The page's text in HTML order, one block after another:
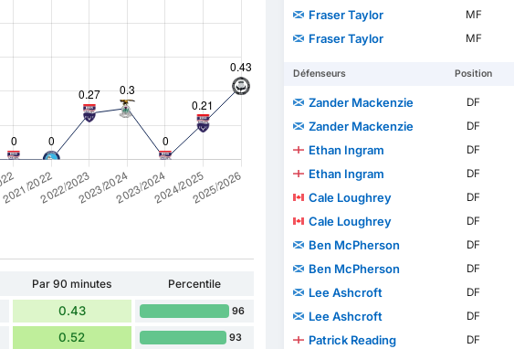
Par 90 minutes
Percentile
0.43 96
0.52 93
Fraser Taylor
MF
Fraser Taylor
MF
Défenseurs Position
Zander Mackenzie DF
Zander Mackenzie
DF
Ethan Ingram
DF
Ethan Ingram
DF
Cale Loughrey
DF
Cale Loughrey
DF
Ben McPherson
DF
Ben McPherson
DF
Lee Ashcroft
DF
Lee Ashcroft
DF
Patrick Reading
DF